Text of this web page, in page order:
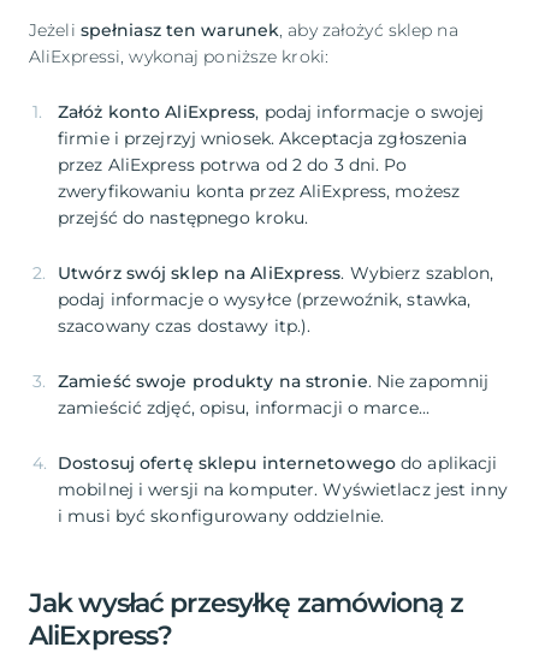
Jeżeli spełniasz ten warunek, aby założyć sklep na
AliExpressi, wykonaj poniższe kroki:
Załóż konto AliExpress, podaj informacje o swojej
firmie i przejrzyj wniosek. Akceptacja zgłoszenia
przez AliExpress potrwa od 2 do 3 dni. Po
zweryfikowaniu konta przez AliExpress, możesz
Utwórz swój sklep na AliExpress. Wybierz szablon,
podaj informacje o wysyłce (przewoźnik, stawka,
Zamieść swoje produkty na stronie. Nie zapomnij
Dostosuj ofertę sklepu internetowego do aplikacji
mobilnej i wersji na komputer. Wyświetlacz jest inny
i musi być skonfigurowany oddzielnie.
Jak wysłać przesyłkę zamówioną z
AliExpress?